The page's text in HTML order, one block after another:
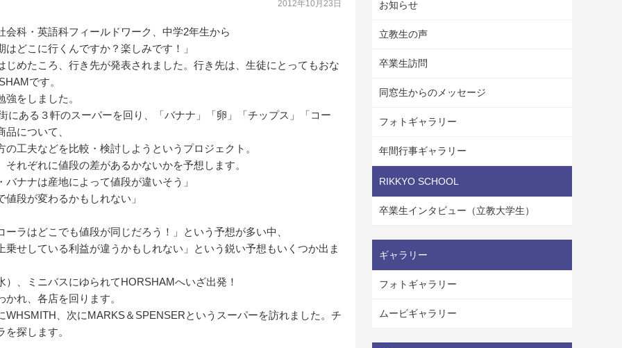
2012年10月23日
会科・英語科フィールドワーク、中学2年生から
はどこに行くんですか？楽しみです！」
じめたころ、行き先が発表されました。行き先は、生徒にとってもおな
です。
をしました。
にある３軒のスーパーを回り、「バナナ」「卵」「チップス」「コー
品について、
の工夫などを比較・検討しようというプロジェクト。
それぞれに値段の差があるかないかを予想します。
バナナは産地によって値段が違いそう」
値段が変わるかもしれない」
ーラはどこでも値段が同じだろう！」という予想が多い中、
乗せしている利益が違うかもしれない」という鋭い予想もいくつか出ま
）、ミニバスにゆられてHORSHAMへいざ出発！
かれ、各店を回ります。
WHSMITH、次にMARKS＆SPENSERというスーパーを訪れました。チ
を探します。
お知らせ
立教生の声
卒業生訪問
同窓生からのメッセージ
フォトギャラリー
年間行事ギャラリー
RIKKYO SCHOOL
卒業生インタビュー（立教大学生）
ギャラリー
フォトギャラリー
ムービギャラリー